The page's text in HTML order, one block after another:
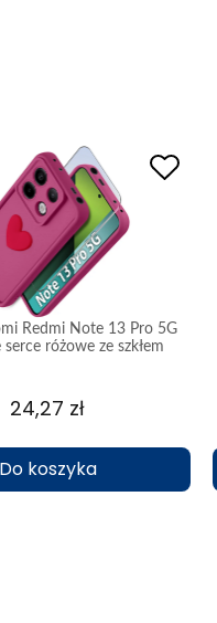
Redmi Note 13 Pro 5G
różowe ze szkłem
24,27 zł
Do koszyka